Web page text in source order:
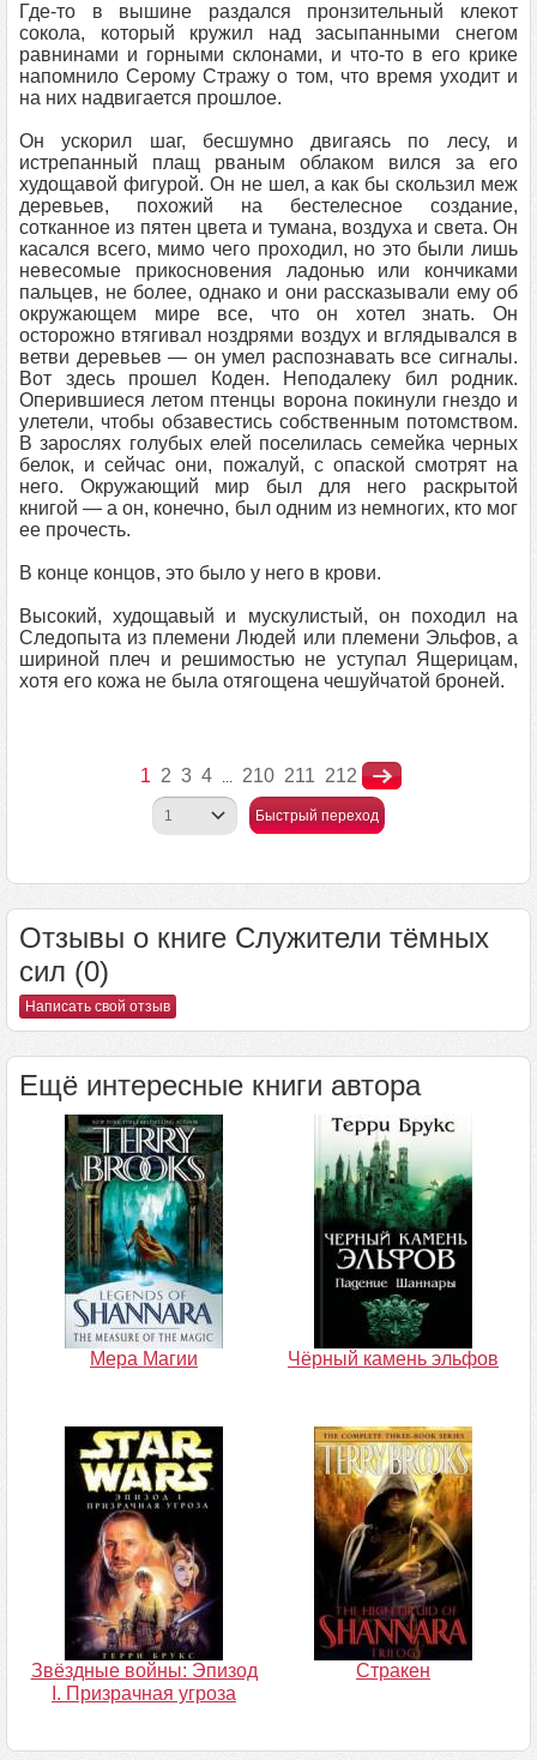
Где-то в вышине раздался пронзительный клекот
сокола, который кружил над засыпанными снегом
равнинами и горными склонами, и что-то в его крике
напомнило Серому Стражу о том, что время уходит и
на них надвигается прошлое.
Он ускорил шаг, бесшумно двигаясь по лесу, и
истрепанный плащ рваным облаком вился за его
худощавой фигурой. Он не шел, а как бы скользил меж
деревьев, похожий на бестелесное создание,
сотканное из пятен цвета и тумана, воздуха и света. Он
касался всего, мимо чего проходил, но это были лишь
невесомые прикосновения ладонью или кончиками
пальцев, не более, однако и они рассказывали ему об
окружающем мире все, что он хотел знать. Он
осторожно втягивал ноздрями воздух и вглядывался в
ветви деревьев — он умел распознавать все сигналы.
Вот здесь прошел Коден. Неподалеку бил родник.
Оперившиеся летом птенцы ворона покинули гнездо и
улетели, чтобы обзавестись собственным потомством.
В зарослях голубых елей поселилась семейка черных
белок, и сейчас они, пожалуй, с опаской смотрят на
него. Окружающий мир был для него раскрытой
книгой — а он, конечно, был одним из немногих, кто мог
ее прочесть.
В конце концов, это было у него в крови.
Высокий, худощавый и мускулистый, он походил на
Следопыта из племени Людей или племени Эльфов, а
шириной плеч и решимостью не уступал Ящерицам,
хотя его кожа не была отягощена чешуйчатой броней.
1 2 3 4 ... 210 211 212
Быстрый переход
Отзывы о книге Служители тёмных
сил (0)
Написать свой отзыв
Ещё интересные книги автора
Мера Магии Чёрный камень эльфов
Звёздные войны: Эпизод
I. Призрачная угроза
Стракен